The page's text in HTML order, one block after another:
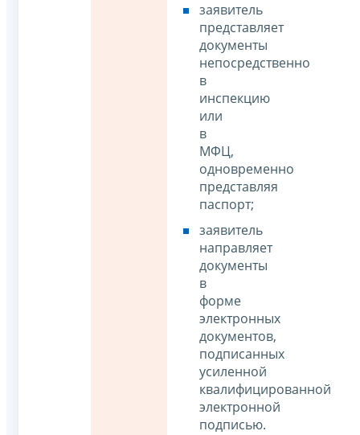
заявитель
представляет
документы
непосредственно
в
инспекцию
или
в
МФЦ,
одновременно
представляя
паспорт;
заявитель
направляет
документы
в
форме
электронных
документов,
подписанных
усиленной
квалифицированной
электронной
подписью.